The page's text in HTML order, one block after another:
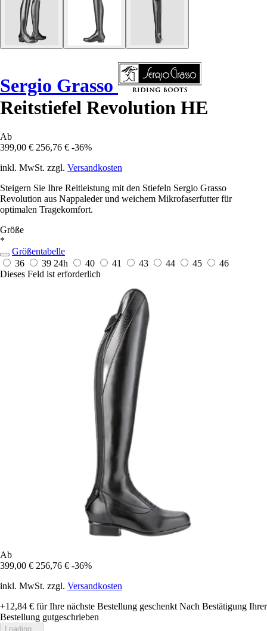
Sergio Grasso
Reitstiefel Revolution HE
Ab
399,00 € 256,76 € -36%
inkl. MwSt. zzgl. Versandkosten
Steigern Sie Ihre Reitleistung mit den Stiefeln Sergio Grasso
Revolution aus Nappaleder und weichem Mikrofaserfutter für
optimalen Tragekomfort.
Größe
*
Größentabelle
36
39 24h 40 41 43 44 45
46
Dieses Feld ist erforderlich
Ab
399,00 € 256,76 € -36%
inkl. MwSt. zzgl. Versandkosten
+12,84 € für Ihre nächste Bestellung geschenkt Nach Bestätigung Ihrer
Bestellung gutgeschrieben
Loading...